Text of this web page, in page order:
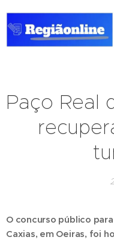
Paço Real
O concurso público
Caxias, em Oeiras, foi